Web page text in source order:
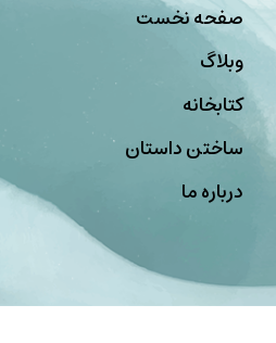
صفحه نخست
وبلاگ
کتابخانه
ساختن داستان
درباره ما